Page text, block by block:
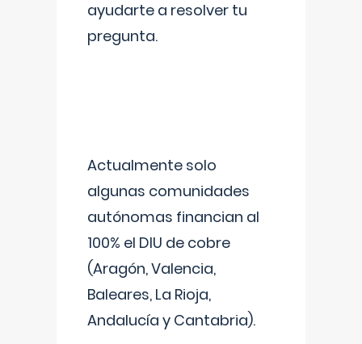
ayudarte a resolver tu
pregunta.
Actualmente solo
algunas comunidades
autónomas financian al
100% el DIU de cobre
(Aragón, Valencia,
Baleares, La Rioja,
Andalucía y Cantabria).